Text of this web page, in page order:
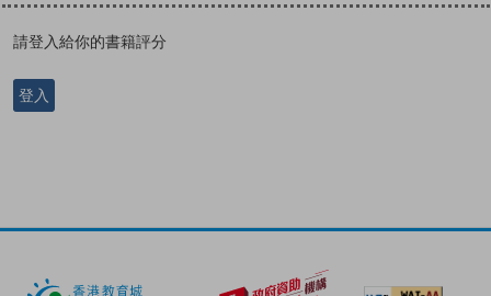
請登入給你的書籍評分
登入